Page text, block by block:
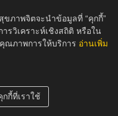
ภาพจิตจะนำข้อมูลที่ “คุกกี้”
รวิเคราะห์เชิงสถิติ หรือใน
ณภาพการให้บริการ อ่านเพิ่ม
กกี้ที่เราใช้